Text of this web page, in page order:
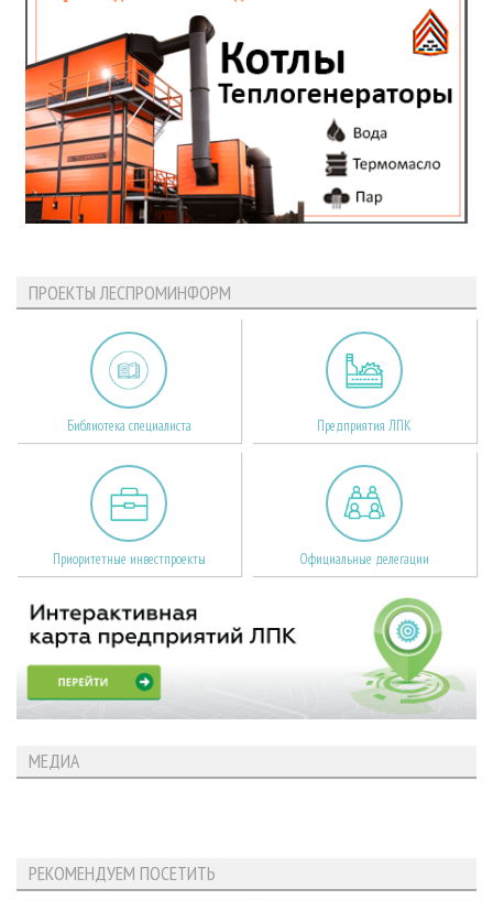
ПРОЕКТЫ ЛЕСПРОМИНФОРМ
Библиотека специалиста Предприятия ЛПК
Приоритетные инвестпроекты Официальные делегации
МЕДИА
РЕКОМЕНДУЕМ ПОСЕТИТЬ